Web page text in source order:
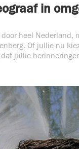
in
heel Nederland,
Of jullie nu
jullie